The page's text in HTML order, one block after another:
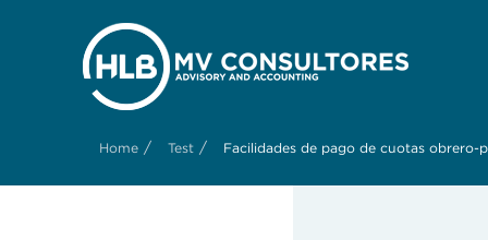
Home / Test / Facilidades de pago de cuotas obrero-